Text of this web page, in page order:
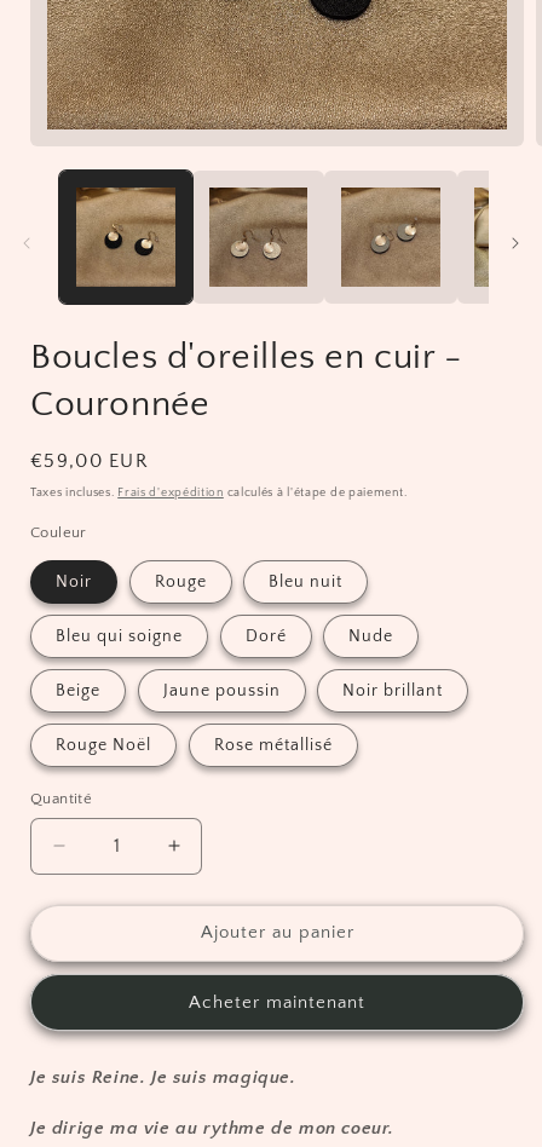
média
fenêtre
Boucles d'oreilles en cuir -
Couronnée
Prix
habituel
€59,00 EUR
Taxes incluses. Frais d'expédition calculés à l'étape de paiement.
Couleur
Noir Rouge Bleu nuit
Bleu qui soigne Doré Nude
Beige Jaune poussin Noir brillant
Rouge Noël Rose métallisé
Quantité
Réduire
la
quantité
Boucles
d&#39;oreilles
cuir
Couronnée
Augmenter
la
quantité
Boucles
d&#39;oreilles
en
cuir
Couronnée
Ajouter au panier
Acheter maintenant
Je suis Reine. Je suis magique.
Je dirige ma vie au rythme de mon coeur.